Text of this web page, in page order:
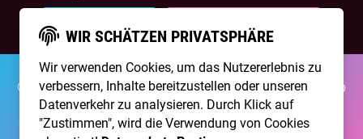
©2026 Brainpool LiveÜber UnsKontaktMembership
ImpressumDatenschutz
Erstellt mit von 300 Design
WIR SCHÄTZEN PRIVATSPHÄRE
Wir verwenden Cookies, um das Nutzererlebnis zu
verbessern, Inhalte bereitzustellen oder unseren
Datenverkehr zu analysieren. Durch Klick auf
"Zustimmen", wird die Verwendung von Cookies